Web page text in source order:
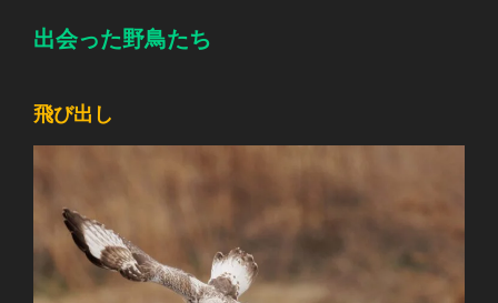
出会った野鳥たち
飛び出し